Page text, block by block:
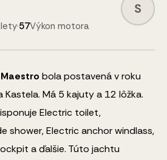
·57Výkon motora
S
Maestro bola postavená v roku
Kastela. Má 5 kajuty a 12 lôžka.
Electric toilet,
shower, Electric anchor windlass,
a ďalšie. Túto jachtu